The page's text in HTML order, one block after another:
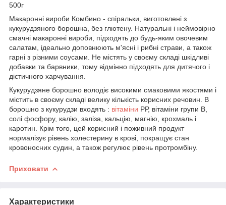
500г
Макаронні вироби Комбино - спіральки, виготовлені з
кукурудзяного борошна, без глютену. Натуральні і неймовірно
смачні макаронні вироби, підходять до будь-яким овочевим
салатам, ідеально доповнюють м'ясні і рибні страви, а також
гарні з різними соусами. Не містять у своєму складі шкідливі
добавки та барвники, тому відмінно підходять для дитячого і
дієтичного харчування.
Кукурудзяне борошно володіє високими смаковими якостями і
містить в своєму складі велику кількість корисних речовин. В
борошно з кукурудзи входять : вітаміни РР, вітаміни групи В,
солі фосфору, калію, заліза, кальцію, магнію, крохмаль і
каротин. Крім того, цей корисний і поживний продукт
нормалізує рівень холестерину в крові, покращує стан
кровоносних судин, а також регулює рівень протромбіну.
Приховати
Характеристики